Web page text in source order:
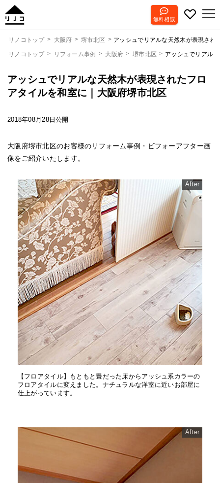
無料相談
リノコトップ 大阪府 堺市北区 アッシュでリアルな天然木が表現され
リノコトップ リフォーム事例 大阪府 堺市北区 アッシュでリアル
アッシュでリアルな天然木が表現されたフロ
アタイルを和室に｜大阪府堺市北区
2018年08月28日公開
大阪府堺市北区のお客様のリフォーム事例・ビフォーアフター画
像をご紹介いたします。
After
【フロアタイル】もともと畳だった床からアッシュ系カラーの
フロアタイルに変えました。ナチュラルな洋室に近いお部屋に
仕上がっています。
After